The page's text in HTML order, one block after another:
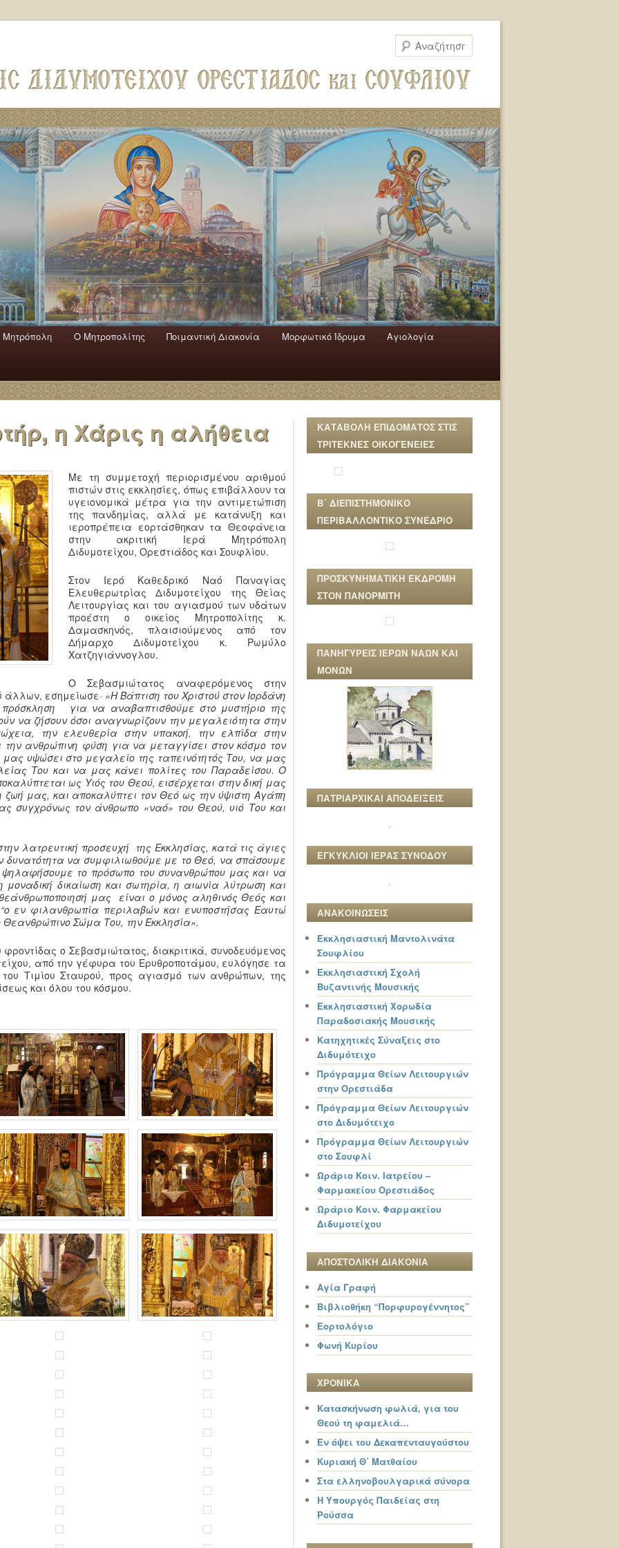
Mητρόπολη Ο Mητροπολίτης Ποιμαντική Διακονία Μορφωτικό Ίδρυμα Αγιολογία
η Χάρις η αλήθεια
Με τη συμμετοχή περιορισμένου αριθμού
πιστών στις εκκλησίες, όπως επιβάλλουν τα
υγειονομικά μέτρα για την αντιμετώπιση
της πανδημίας, αλλά με κατάνυξη και
ιεροπρέπεια εορτάσθηκαν τα Θεοφάνεια
στην ακριτική Ιερά Μητρόπολη
Διδυμοτείχου, Ορεστιάδος και Σουφλίου.
Στον Ιερό Καθεδρικό Ναό Παναγίας
Ελευθερωτρίας Διδυμοτείχου της Θείας
Λειτουργίας και του αγιασμού των υδάτων
προέστη ο οικείος Μητροπολίτης κ.
Δαμασκηνός, πλαισιούμενος από τον
Δήμαρχο Διδυμοτείχου κ. Ρωμύλο
Χατζηγιάννογλου.
Ο Σεβασμιώτατος αναφερόμενος στην
άλλων, εσημείωσε· «Η Βάπτιση του Χριστού στον Ιορδάνη
για να αναβαπτισθούμε στο μυστήριο της
να ζήσουν όσοι αναγνωρίζουν την μεγαλειότητα στην
την ελευθερία στην υπακοή, την ελπίδα στην
ανθρώπινη φύση για να μεταγγίσει στον κόσμο τον
υψώσει στο μεγαλείο της ταπεινότητός Του, να μας
Του και να μας κάνει πολίτες του Παραδείσου. Ο
ως Υιός του Θεού, εισέρχεται στην δική μας
ζωή μας, και αποκαλύπτει τον Θεό ως την ύψιστη Αγάπη
συγχρόνως τον άνθρωπο «ναό» του Θεού, υιό Του και
λατρευτική προσευχή της Εκκλησίας, κατά τις άγιες
δυνατότητα να συμφιλιωθούμε με το Θεό, να σπάσουμε
ψηλαφήσουμε το πρόσωπο του συνανθρώπου μας και να
δικαίωση και σωτηρία, η αιωνία λύτρωση και
μας είναι ο μόνος αληθινός Θεός και
εν φιλανθρωπία περιλαβών και ενυποστήσας Εαυτώ
Σώμα Του, την Εκκλησία».
ο Σεβασμιώτατος, διακριτικά, συνοδευόμενος
από την γέφυρα του Ερυθροποτάμου, ευλόγησε τα
Τιμίου Σταυρού, προς αγιασμό των ανθρώπων, της
και όλου του κόσμου.
ΚΑΤΑΒΟΛΗ ΕΠΙΔΟΜΑΤΟΣ ΣΤΙΣ
ΤΡΙΤΕΚΝΕΣ ΟΙΚΟΓΕΝΕΙΕΣ
Β΄ ΔΙΕΠΙΣΤΗΜΟΝΙΚΟ
ΠΕΡΙΒΑΛΛΟΝΤΙΚΟ ΣΥΝΕΔΡΙΟ
ΠΡΟΣΚΥΝΗΜΑΤΙΚΗ ΕΚΔΡΟΜΗ
ΣΤΟΝ ΠΑΝΟΡΜΙΤΗ
ΠΑΝΗΓΥΡΕΙΣ ΙΕΡΩΝ ΝΑΩΝ ΚΑΙ
ΜΟΝΩΝ
ΠΑΤΡΙΑΡΧΙΚΑΙ ΑΠΟΔΕΙΞΕΙΣ
ΕΓΚΥΚΛΙΟΙ ΙΕΡΑΣ ΣΥΝΟΔΟΥ
ΑΝΑΚΟΙΝΩΣΕΙΣ
Εκκλησιαστική Μαντολινάτα
Σουφλίου
Εκκλησιαστική Σχολή
Βυζαντινής Μουσικής
Εκκλησιαστική Χορωδία
Παραδοσιακής Μουσικής
Κατηχητικές Σύναξεις στο
Διδυμότειχο
Πρόγραμμα Θείων Λειτουργιών
στην Ορεστιάδα
Πρόγραμμα Θείων Λειτουργιών
στο Διδυμότειχο
Πρόγραμμα Θείων Λειτουργιών
στο Σουφλί
Ωράριο Κοιν. Ιατρείου –
Φαρμακείου Ορεστιάδος
Ωράριο Κοιν. Φαρμακείου
Διδυμοτείχου
ΑΠΟΣΤΟΛΙΚΗ ΔΙΑΚΟΝΙΑ
Αγία Γραφή
Βιβλιοθήκη “Πορφυρογέννητος”
Εορτολόγιο
Φωνή Κυρίου
ΧΡΟΝΙΚΑ
Κατασκήνωση φωλιά, για του
Θεού τη φαμελιά…
Εν όψει του Δεκαπενταυγούστου
Κυριακή Θ΄ Ματθαίου
Στα ελληνοβουλγαρικά σύνορα
Η Υπουργός Παιδείας στη
Ρούσσα